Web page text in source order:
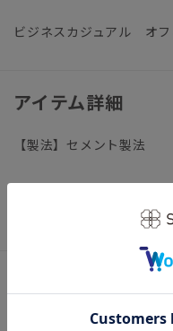
ビジネスカジュアル オフ
アイテム詳細
【製法】セメント製法
クスはお避け下さいます
ヒール2.5cm